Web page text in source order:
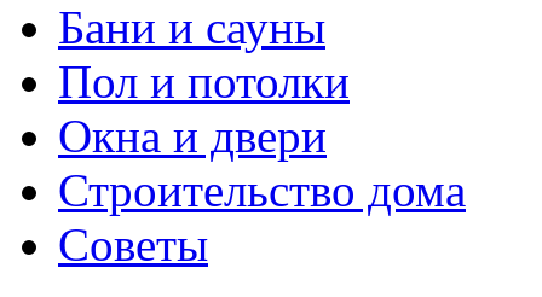
Бани и сауны
Пол и потолки
Окна и двери
Строительство дома
Советы